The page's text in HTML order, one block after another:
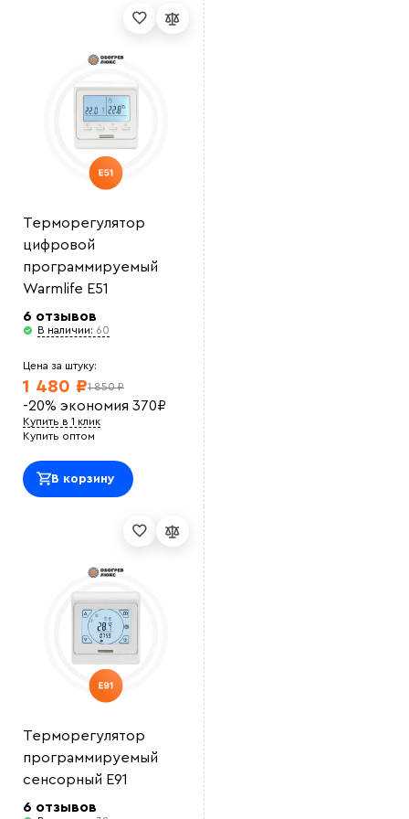
Терморегулятор
цифровой
программируемый
Warmlife E51
6 отзывов
В наличии: 60
Цена за штуку:
1 850 ₽
1 480 ₽
-20% экономия 370₽
Купить в 1 клик
Купить оптом
В корзину
Терморегулятор
программируемый
сенсорный E91
6 отзывов